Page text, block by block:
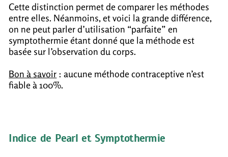
Cette distinction permet de comparer les méthodes
entre elles. Néanmoins, et voici la grande différence,
on ne peut parler d’utilisation “parfaite” en
symptothermie étant donné que la méthode est
basée sur l’observation du corps.
Bon à savoir : aucune méthode contraceptive n’est
fiable à 100%.
Indice de Pearl et Symptothermie